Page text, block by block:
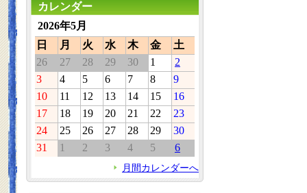
カレンダー
2026年5月
日
月 火 水 木 金
土
26
27 28 29 30 1
2
3
4 5 6 7 8
9
10
11 12 13 14 15
16
17
18 19 20 21 22
23
24
25 26 27 28 29
30
31
1 2 3 4 5 6
月間カレンダーへ